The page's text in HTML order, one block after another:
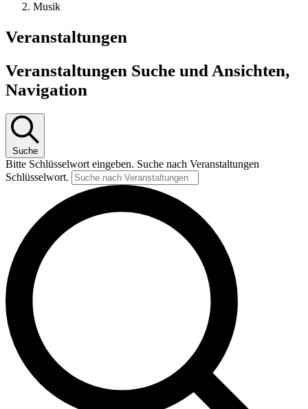
Musik
Veranstaltungen
Veranstaltungen Suche und Ansichten,
Navigation
Suche
Bitte Schlüsselwort eingeben. Suche nach Veranstaltungen
Schlüsselwort.